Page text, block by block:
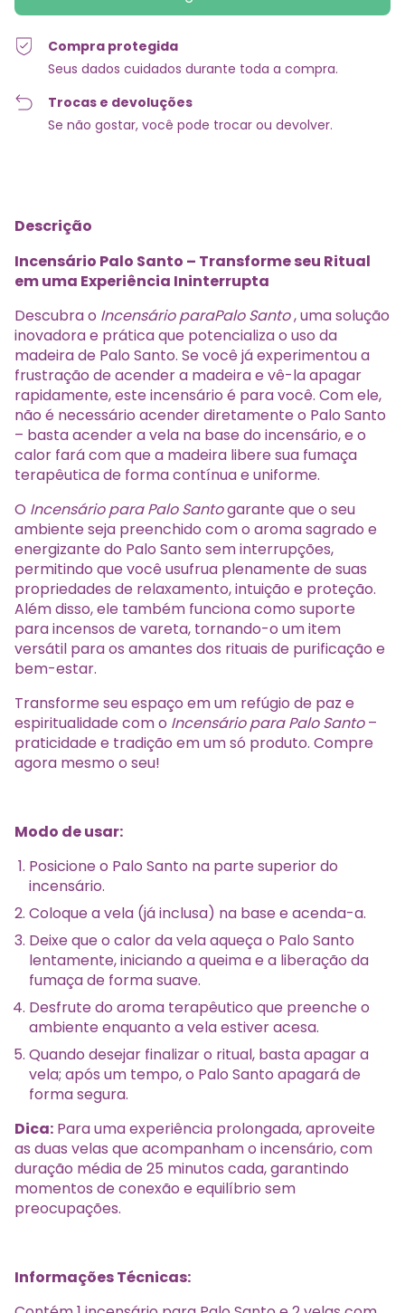
Compra protegida
Seus dados cuidados durante toda a compra.
Trocas e devoluções
Se não gostar, você pode trocar ou devolver.
Descrição
Incensário Palo Santo – Transforme seu Ritual
em uma Experiência Ininterrupta
Descubra o Incensário paraPalo Santo, uma solução
inovadora e prática que potencializa o uso da
madeira de Palo Santo. Se você já experimentou a
frustração de acender a madeira e vê-la apagar
rapidamente, este incensário é para você. Com ele,
não é necessário acender diretamente o Palo Santo
– basta acender a vela na base do incensário, e o
calor fará com que a madeira libere sua fumaça
terapêutica de forma contínua e uniforme.
O Incensário para Palo Santogarante que o seu
ambiente seja preenchido com o aroma sagrado e
energizante do Palo Santo sem interrupções,
permitindo que você usufrua plenamente de suas
propriedades de relaxamento, intuição e proteção.
Além disso, ele também funciona como suporte
para incensos de vareta, tornando-o um item
versátil para os amantes dos rituais de purificação e
bem-estar.
Transforme seu espaço em um refúgio de paz e
espiritualidade com o Incensário para Palo Santo–
praticidade e tradição em um só produto. Compre
agora mesmo o seu!
Modo de usar:
Posicione o Palo Santo na parte superior do
incensário.
Coloque a vela (já inclusa) na base e acenda-a.
Deixe que o calor da vela aqueça o Palo Santo
lentamente, iniciando a queima e a liberação da
fumaça de forma suave.
Desfrute do aroma terapêutico que preenche o
ambiente enquanto a vela estiver acesa.
Quando desejar finalizar o ritual, basta apagar a
vela; após um tempo, o Palo Santo apagará de
forma segura.
Dica: Para uma experiência prolongada, aproveite
as duas velas que acompanham o incensário, com
duração média de 25 minutos cada, garantindo
momentos de conexão e equilíbrio sem
preocupações.
Informações Técnicas: